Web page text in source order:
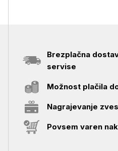
Brezplačna
servise
Možnost plačila
Nagrajevanje
Povsem varen